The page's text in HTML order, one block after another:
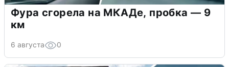
Фура сгорела на МКАДе, пробка — 9
км
6 августа 0